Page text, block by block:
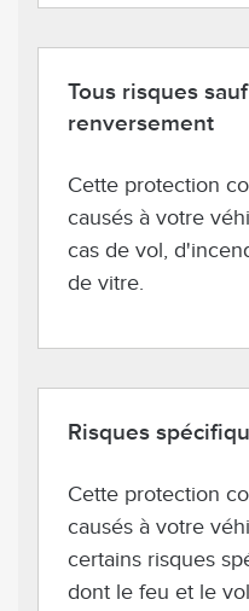
Tous risques
renversement
Cette protection
causés à votre
cas de vol,
de vitre.
Risques
Cette protection
causés à votre
certains risques
dont le feu et le